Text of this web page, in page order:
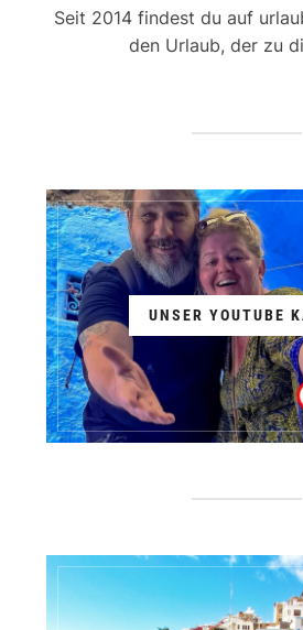
Seit 2014 findest du auf
den Urlaub, der zu
UNSER YOUTUBE